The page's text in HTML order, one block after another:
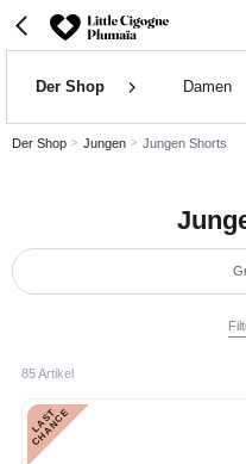
Der Shop Damen
Der Shop Jungen Jungen Shorts
85 Artikel
L
A
S
T
C
H
A
N
C
E